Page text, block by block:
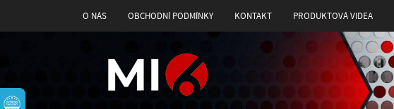
O NÁS OBCHODNÍ PODMÍNKY KONTAKT PRODUKTOVÁ VIDEA